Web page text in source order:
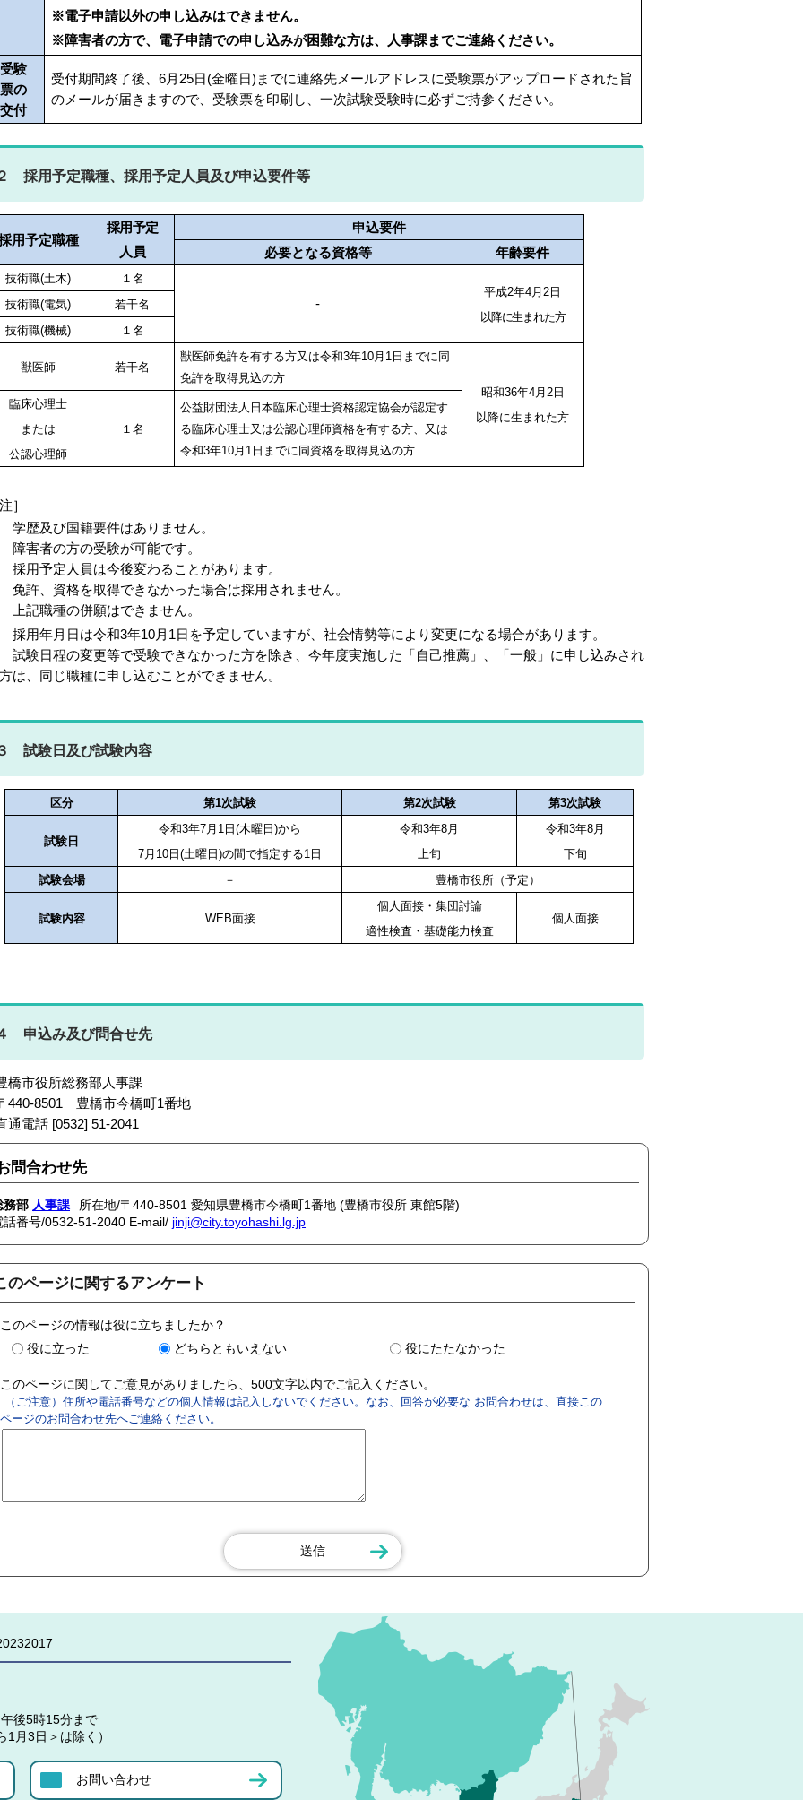
※電子申請以外の申し込みはできません。
※障害者の方で、電子申請での申し込みが困難な方は、人事課までご連絡ください。
受験
票の
交付
受付期間終了後、6月25日(金曜日)までに連絡先メールアドレスに受験票がアップロードされた旨
のメールが届きますので、受験票を印刷し、一次試験受験時に必ずご持参ください。
採用予定職種、採用予定人員及び申込要件等
用予定職種
採用予定
人員
申込要件
必要となる資格等
年齢要件
技術職(土木) １名
-
平成2年4月2日
以降に生まれた方
技術職(電気)
若干名
技術職(機械)
１名
獣医師 若干名
獣医師免許を有する方又は令和3年10月1日までに同
免許を取得見込の方
昭和36年4月2日
以降に生まれた方
臨床心理士
または
公認心理師
１名
公益財団法人日本臨床心理士資格認定協会が認定す
る臨床心理士又は公認心理師資格を有する方、又は
令和3年10月1日までに同資格を取得見込の方
］
学歴及び国籍要件はありません。
障害者の方の受験が可能です。
採用予定人員は今後変わることがあります。
免許、資格を取得できなかった場合は採用されません。
上記職種の併願はできません。
採用年月日は令和3年10月1日を予定していますが、社会情勢等により変更になる場合があります。
試験日程の変更等で受験できなかった方を除き、今年度実施した「自己推薦」、「一般」に申し込みされ
は、同じ職種に申し込むことができません。
試験日及び試験内容
区分 第1次試験 第2次試験 第3次試験
試験日
令和3年7月1日(木曜日)から
7月10日(土曜日)の間で指定する1日
令和3年8月
上旬
令和3年8月
下旬
試験会場
－ 豊橋市役所（予定）
試験内容 WEB面接
個人面接・集団討論
適性検査・基礎能力検査
個人面接
申込み及び問合せ先
橋市役所総務部人事課
440-8501 豊橋市今橋町1番地
通電話 [0532] 51-2041
問合わせ先
務部 人事課
所在地/〒440-8501 愛知県豊橋市今橋町1番地 (豊橋市役所 東館5階)
話番号/0532-51-2040 E-mail/ jinji@city.toyohashi.lg.jp
のページに関するアンケート
このページの情報は役に立ちましたか？
役に立った
どちらともいえない 役にたたなかった
このページに関してご意見がありましたら、500文字以内でご記入ください。
（ご注意）住所や電話番号などの個人情報は記入しないでください。なお、回答が必要な お問合わせは、直接この
ページのお問合わせ先へご連絡ください。
後5時15分まで
1月3日＞は除く）
お問い合わせ